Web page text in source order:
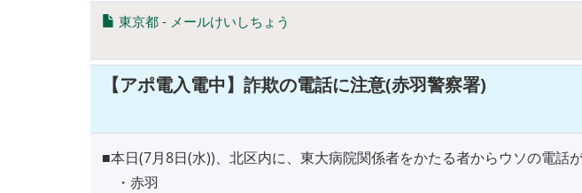
東京都 - メールけいしちょう
【アポ電入電中】詐欺の電話に注意(赤羽警察署)
■本日(7月8日(水))、北区内に、東大病院関係者をかたる者からウソの電話
・赤羽